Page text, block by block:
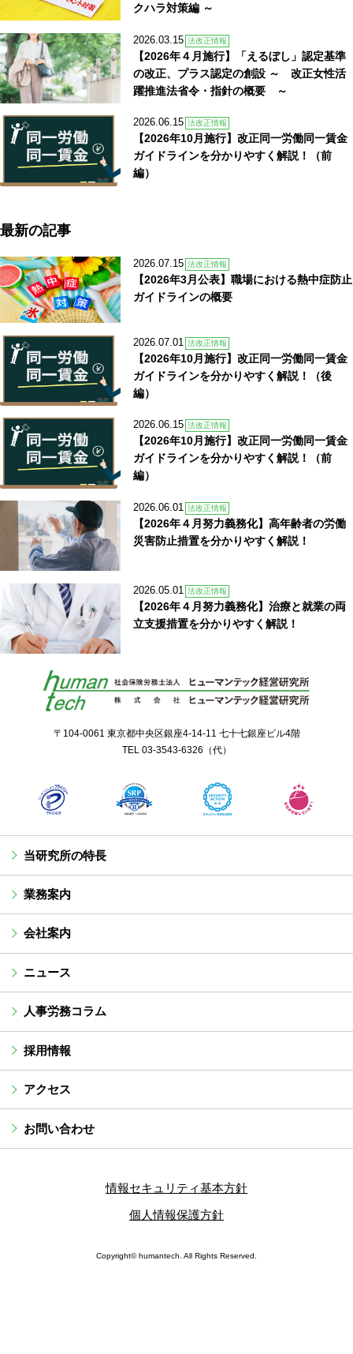
クハラ対策編 ～
2026.03.15 法改正情報
【2026年４月施行】「えるぼし」認定基準
の改正、プラス認定の創設 ～ 改正女性活
躍推進法省令・指針の概要 ～
2026.06.15 法改正情報
【2026年10月施行】改正同一労働同一賃金
ガイドラインを分かりやすく解説！（前
編）
最新の記事
2026.07.15 法改正情報
【2026年3月公表】職場における熱中症防止
ガイドラインの概要
2026.07.01 法改正情報
【2026年10月施行】改正同一労働同一賃金
ガイドラインを分かりやすく解説！（後
編）
2026.06.15 法改正情報
【2026年10月施行】改正同一労働同一賃金
ガイドラインを分かりやすく解説！（前
編）
2026.06.01 法改正情報
【2026年４月努力義務化】高年齢者の労働
災害防止措置を分かりやすく解説！
2026.05.01 法改正情報
【2026年４月努力義務化】治療と就業の両
立支援措置を分かりやすく解説！
〒104-0061 東京都中央区銀座4-14-11 七十七銀座ビル4階
TEL 03-3543-6326 （代）
当研究所の特長
業務案内
会社案内
ニュース
人事労務コラム
採用情報
アクセス
お問い合わせ
情報セキュリティ基本方針
個人情報保護方針
Copyright© humantech. All Rights Reserved.